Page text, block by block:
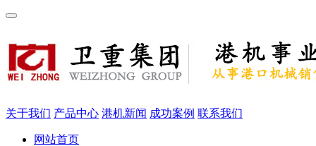
关于我们 产品中心 港机新闻 成功案例 联系我们
网站首页